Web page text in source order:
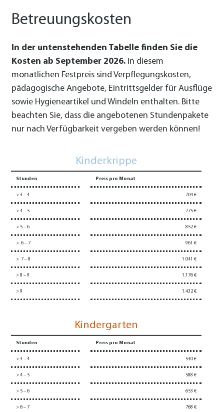
Betreuungskosten
In der untenstehenden Tabelle finden Sie die
Kosten ab September 2026.In diesem
monatlichen Festpreis sind Verpflegungskosten,
pädagogische Angebote, Eintrittsgelder für Ausflüge
sowie Hygieneartikel und Windeln enthalten. Bitte
beachten Sie, dass die angebotenen Stundenpakete
nur nach Verfügbarkeit vergeben werden können!
Kinderkrippe
Stunden Preis pro Monat
> 3 – 4 704 €
> 4 – 5 775 €
> 5 – 6 852 €
> 6 – 7 961 €
> 7 – 8 1.041 €
> 8 – 9 1.176 €
> 9 1.432 €
Kindergarten
Stunden Preis pro Monat
> 3 – 4 530 €
> 4 – 5 588 €
> 5 – 6 653 €
> 6 – 7 768 €